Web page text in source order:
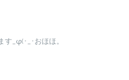
_φ(･_･おほほ。